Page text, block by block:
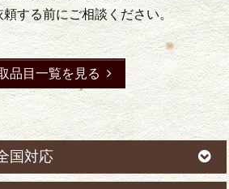
する前にご相談ください。
品目一覧を見る
国対応